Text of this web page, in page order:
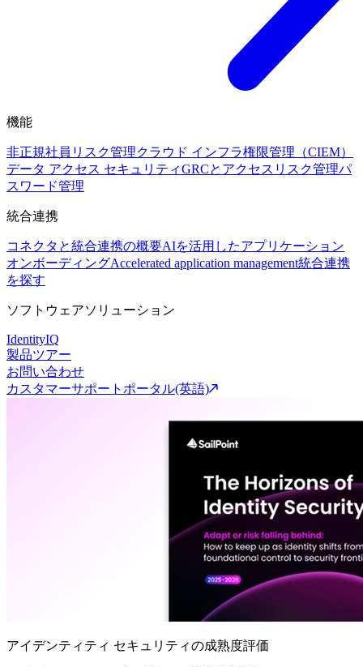
機能
非正規社員リスク管理クラウド インフラ権限管理（CIEM）
データ アクセス セキュリティGRCとアクセスリスク管理パ
スワード管理
統合連携
コネクタと統合連携の概要AIを活用したアプリケーション
オンボーディングAccelerated application management統合連携
を探す
ソフトウェアソリューション
IdentityIQ
製品ツアー
お問い合わせ
カスタマーサポートポータル(英語)
アイデンティティ セキュリティの成熟度評価